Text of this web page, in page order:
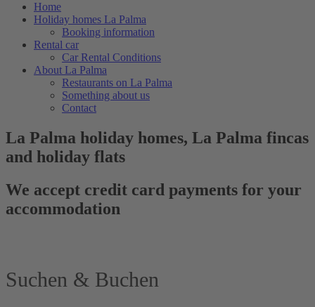
Home
Holiday homes La Palma
Booking information
Rental car
Car Rental Conditions
About La Palma
Restaurants on La Palma
Something about us
Contact
La Palma holiday homes, La Palma fincas
and holiday flats
We accept credit card payments for your
accommodation
Suchen & Buchen